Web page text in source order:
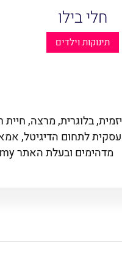
חלי בילו
תינוקות וילדים
יזמית, בלוגרית, מרצה,
מדהימים ובעלת האתר 2bmommy